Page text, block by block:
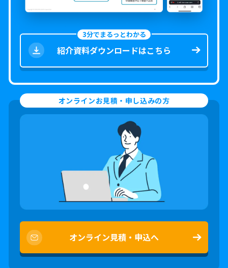
紹介資料ダウンロードはこちら
3分でまるっとわかる
オンラインお見積・申し込みの方
オンライン見積・申込へ